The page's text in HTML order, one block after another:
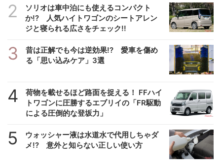
2
ソリオは車中泊にも使えるコンパクト
か!? 人気ハイトワゴンのシートアレン
ジと寝られる広さをチェック!!
3
昔は正解でも今は逆効果!? 愛車を傷め
る「思い込みケア」3選
4
荷物を載せるほど路面を捉える！ FFハイ
トワゴンに圧勝するエブリイの「FR駆動
による圧倒的な登坂力」
5
ウォッシャー液は水道水で代用しちゃダ
メ!? 意外と知らない正しい使い方